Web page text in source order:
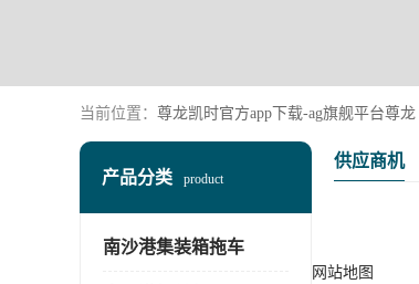
当前位置： 尊龙凯时官方app下载-ag旗舰平台尊龙
产品分类 product
南沙港集装箱拖车
供应商机
网站地图